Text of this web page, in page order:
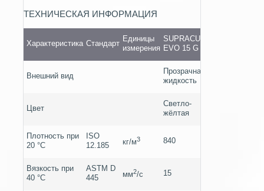
ТЕХНИЧЕСКАЯ ИНФОРМАЦИЯ
Характеристика Стандарт
Единицы
измерения
SUPRACUT
EVO 15 G
Внешний вид
Прозрачная
жидкость
Цвет
Светло-
жёлтая
Плотность при
20 °C
ISO
12.185
кг/м3 840
Вязкость при
40 °C
ASTM D
445
мм2/c 15